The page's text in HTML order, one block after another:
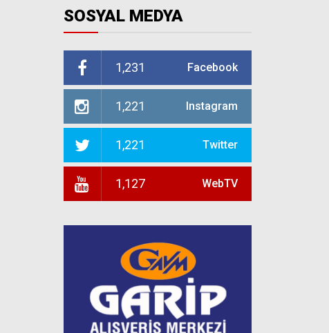
SOSYAL MEDYA
1,231 Facebook
1,221 Instagram
1,221 Twitter
1,127 WebTV